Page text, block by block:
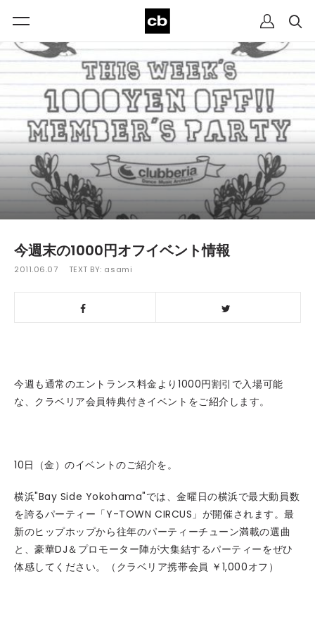
今週末の1000円オフイベント情報
2011.06.07 TEXT BY: asami
今週も通常のエントランス料金より1000円割引で入場可能
な、クラベリア会員特典付きイベントをご紹介します。
10日（金）のイベントのご紹介を。
横浜"Bay Side Yokohama"では、金曜日の横浜で最大動員数
を誇るパーティー「Y-TOWN CIRCUS」が開催されます。最
新のヒップホップから往年のパーティーチューン満載の選曲
と、豪華DJ＆プロモーター陣が大集結するパーティーをぜひ
体感してください。（クラベリア携帯会員 ￥1,000オフ）